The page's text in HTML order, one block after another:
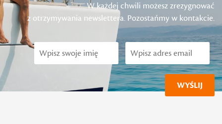
W każdej chwili możesz zrezygnować
z otrzymywania newslettera. Pozostańmy w kontakcie.